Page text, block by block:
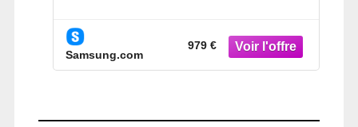
Samsung.com
979 €